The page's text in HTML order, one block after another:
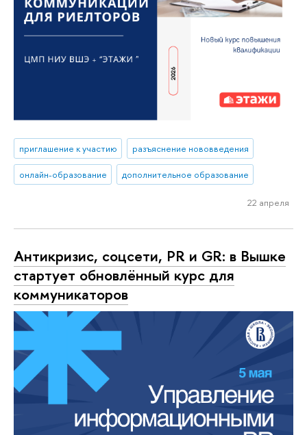
приглашение к участию разъяснение нововведения
онлайн-образование дополнительное образование
22 апреля
Антикризис, соцсети, PR и GR: в Вышке
стартует обновлённый курс для
коммуникаторов